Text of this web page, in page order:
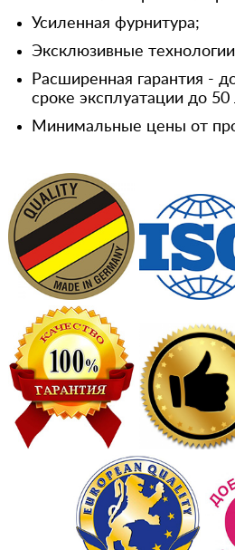
Усиленная фурнитура;
Эксклюзивные
Расширенная гарантия -
сроке эксплуатации до 50
Минимальные цены от